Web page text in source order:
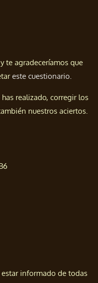
te agradeceríamos que
este cuestionario.
realizado, corregir los
nuestros aciertos.
informado de todas